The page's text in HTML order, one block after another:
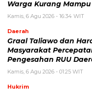
Warga Kurang Mampu
Kamis, 6 Agu 2026 - 16:34 WIT
Daerah
Graal Taliawo dan
Masyarakat
Pengesahan RUU
Kamis, 6 Agu 2026 - 01:25 WIT
Hukrim